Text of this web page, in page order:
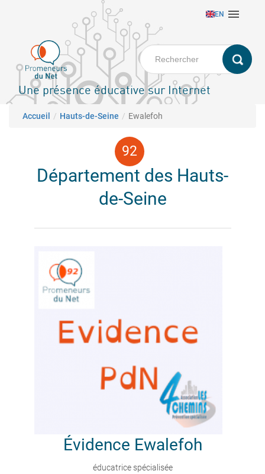
principal
EN 
Une présence éducative sur Internet
Fil d'Ariane
Accueil Hauts-de-Seine Ewalefoh
Département des Hauts-
de-Seine
Évidence Ewalefoh
éducatrice spécialisée